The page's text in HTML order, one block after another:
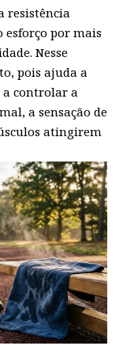
resistência
esforço por mais
Nesse
pois ajuda a
controlar a
a sensação de
atingirem